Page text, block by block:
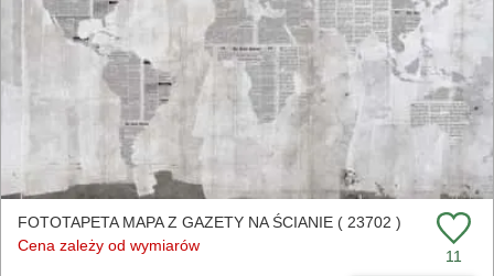
FOTOTAPETA MAPA Z GAZETY NA ŚCIANIE ( 23702 )
Cena zależy od wymiarów
11